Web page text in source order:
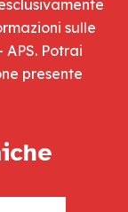
sulle
Potrai
presente